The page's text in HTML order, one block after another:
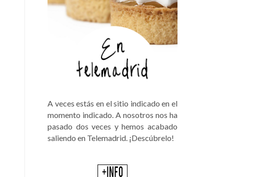
A veces estás en el sitio indicado en el
momento indicado. A nosotros nos ha
pasado dos veces y hemos acabado
saliendo en Telemadrid. ¡Descúbrelo!